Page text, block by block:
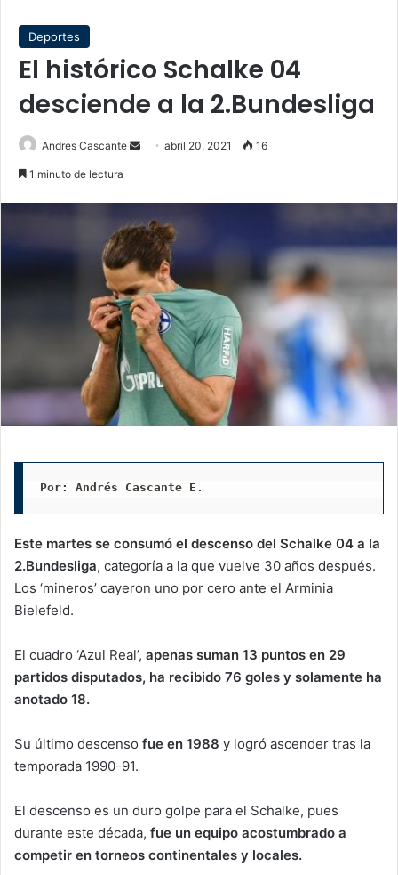
Deportes
El histórico Schalke 04
desciende a la 2.Bundesliga
Andres Cascante
Sendabril 20, 2021 16
1 minuto de lectura
Por: Andrés Cascante E.
Este martes se consumó el descenso del Schalke 04 a la
2.Bundesliga, categoría a la que vuelve 30 años después.
Los ‘mineros’ cayeron uno por cero ante el Arminia
Bielefeld.
El cuadro ‘Azul Real’, apenas suman 13 puntos en 29
partidos disputados, ha recibido 76 goles y solamente ha
anotado 18.
Su último descenso fue en 1988 y logró ascender tras la
temporada 1990-91.
El descenso es un duro golpe para el Schalke, pues
durante este década, fue un equipo acostumbrado a
competir en torneos continentales y locales.